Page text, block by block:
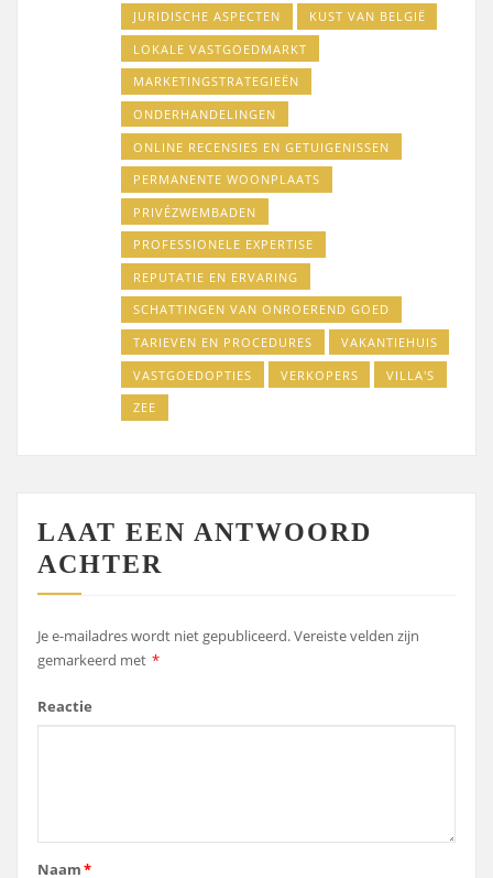
JURIDISCHE ASPECTEN
KUST VAN BELGIË
LOKALE VASTGOEDMARKT
MARKETINGSTRATEGIEËN
ONDERHANDELINGEN
ONLINE RECENSIES EN GETUIGENISSEN
PERMANENTE WOONPLAATS
PRIVÉZWEMBADEN
PROFESSIONELE EXPERTISE
REPUTATIE EN ERVARING
SCHATTINGEN VAN ONROEREND GOED
TARIEVEN EN PROCEDURES
VAKANTIEHUIS
VASTGOEDOPTIES
VERKOPERS
VILLA'S
ZEE
LAAT EEN ANTWOORD
ACHTER
Je e-mailadres wordt niet gepubliceerd.Vereiste velden zijn
gemarkeerd met *
Reactie
Naam*